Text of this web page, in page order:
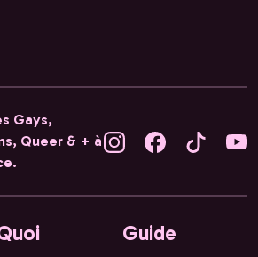
Gays,
Queer & + à
Guide